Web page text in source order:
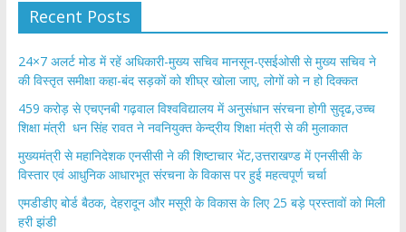
Recent Posts
24×7 अलर्ट मोड में रहें अधिकारी-मुख्य सचिव मानसून-एसईओसी से मुख्य सचिव ने
की विस्तृत समीक्षा कहा-बंद सड़कों को शीघ्र खोला जाए, लोगों को न हो दिक्कत
459 करोड़ से एचएनबी गढ़वाल विश्वविद्यालय में अनुसंधान संरचना होगी सुदृढ,उच्च
शिक्षा मंत्री धन सिंह रावत ने नवनियुक्त केन्द्रीय शिक्षा मंत्री से की मुलाकात
मुख्यमंत्री से महानिदेशक एनसीसी ने की शिष्टाचार भेंट,उत्तराखण्ड में एनसीसी के
विस्तार एवं आधुनिक आधारभूत संरचना के विकास पर हुई महत्वपूर्ण चर्चा
एमडीडीए बोर्ड बैठक, देहरादून और मसूरी के विकास के लिए 25 बड़े प्रस्तावों को मिली
हरी झंडी